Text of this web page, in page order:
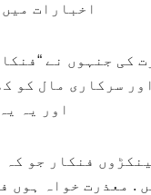
اخبارات
کی جنہوں نے
سرکاری مال کو
اور یہ
فنکار جو
. معذرت خواہ ہوں